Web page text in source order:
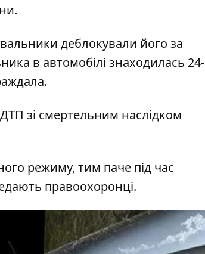
деблокували його за
в автомобілі знаходилась 24-
зі смертельним наслідком
режиму, тим паче під час
правоохоронці.